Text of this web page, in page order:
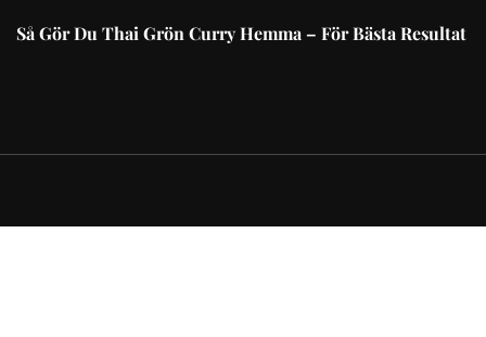
Så Gör Du Thai Grön Curry Hemma – För Bästa Resultat